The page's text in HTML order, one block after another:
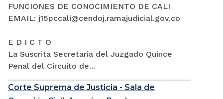
FUNCIONES DE CONOCIMIENTO DE CALI
EMAIL: j15pccali@cendoj.ramajudicial.gov.co
E D I C T O
La Suscrita Secretaria del Juzgado Quince
Penal del Circuito de...
Corte Suprema de Justicia - Sala de